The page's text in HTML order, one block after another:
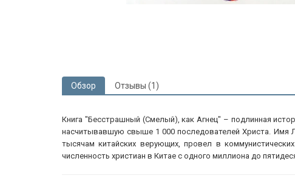
Обзор Отзывы (1)
Книга "Бесстрашный (Смелый), как Агнец" – подлинная
насчитывавшую свыше 1 000 последователей Христа. Имя
тысячам китайских верующих, провел в
численность христиан в Китае с одного миллиона до